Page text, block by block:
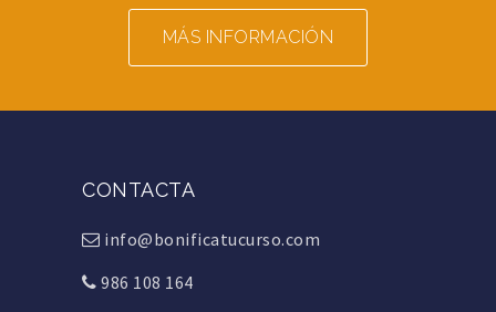
MÁS INFORMACIÓN
CONTACTA
info@bonificatucurso.com
986 108 164